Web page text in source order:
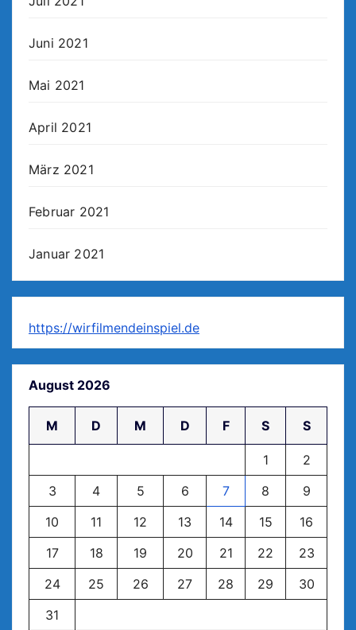
Juni 2021
Mai 2021
April 2021
März 2021
Februar 2021
Januar 2021
https://wirfilmendeinspiel.de
August 2026
M D M D F S S
1
2
3
4 5 6 7 8
9
10
11 12 13 14 15
16
17
18 19 20 21 22
23
24
25 26 27 28 29
30
31